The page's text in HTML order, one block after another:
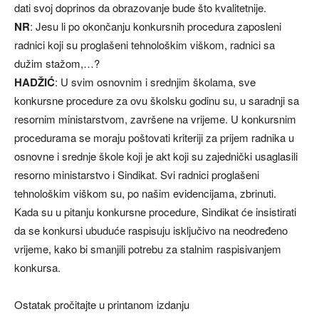
dati svoj doprinos da obrazovanje bude što kvalitetnije.
NR: Jesu li po okončanju konkursnih procedura zaposleni
radnici koji su proglašeni tehnološkim viškom, radnici sa
dužim stažom,…?
HADŽIĆ: U svim osnovnim i srednjim školama, sve
konkursne procedure za ovu školsku godinu su, u saradnji sa
resornim ministarstvom, završene na vrijeme. U konkursnim
procedurama se moraju poštovati kriteriji za prijem radnika u
osnovne i srednje škole koji je akt koji su zajednički usaglasili
resorno ministarstvo i Sindikat. Svi radnici proglašeni
tehnološkim viškom su, po našim evidencijama, zbrinuti.
Kada su u pitanju konkursne procedure, Sindikat će insistirati
da se konkursi ubuduće raspisuju isključivo na neodređeno
vrijeme, kako bi smanjili potrebu za stalnim raspisivanjem
konkursa.
Ostatak pročitajte u printanom izdanju